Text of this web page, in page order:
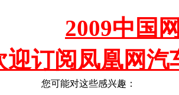
2009中国
迎订阅凤凰网汽
您可能对这些感兴趣：